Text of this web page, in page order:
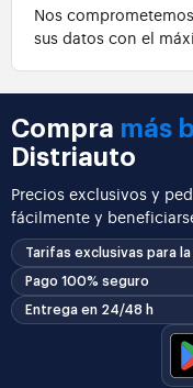
Nos
sus datos con el
Compra más
Distriauto
Precios exclusivos y
fácilmente y
Tarifas exclusivas para
Pago 100% seguro
Entrega en 24/48 h